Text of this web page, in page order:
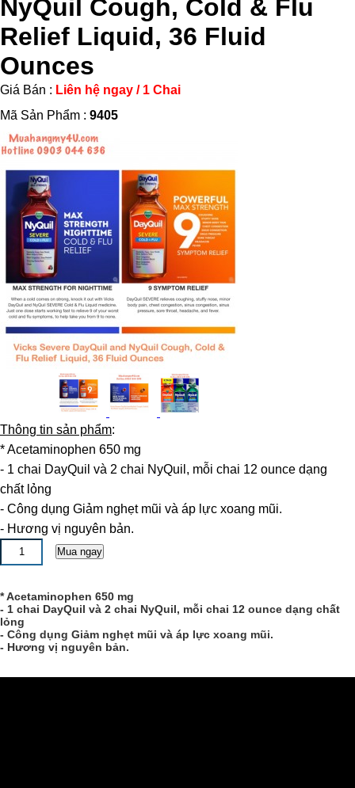
NyQuil Cough, Cold & Flu
Relief Liquid, 36 Fluid
Ounces
Giá Bán : Liên hệ ngay / 1 Chai
Mã Sản Phẩm : 9405
Thông tin sản phẩm:
* Acetaminophen 650 mg
- 1 chai DayQuil và 2 chai NyQuil, mỗi chai 12 ounce dạng
chất lỏng
- Công dụng Giảm nghẹt mũi và áp lực xoang mũi.
- Hương vị nguyên bản.
* Acetaminophen 650 mg
- 1 chai DayQuil và 2 chai NyQuil, mỗi chai 12 ounce dạng chất
lỏng
- Công dụng Giảm nghẹt mũi và áp lực xoang mũi.
- Hương vị nguyên bản.